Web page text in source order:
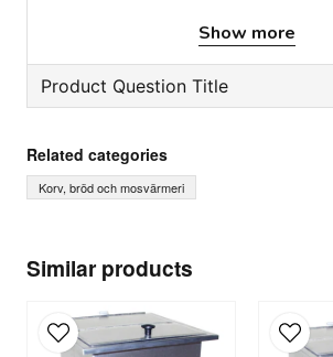
Similar products
Syrafast 13 liters kantin
Huuvudströmbrytare med
Termostatreglerad värme
Rostfri konstruktion
Servicevänlig
Specifikation
Kilowatt: 1.0 kW
Material: Rostfri konstruktion
Show more
Product Question Title
Ask us something about this
Name
email
Email
Related categories
Korv, bröd och mosvärmeri